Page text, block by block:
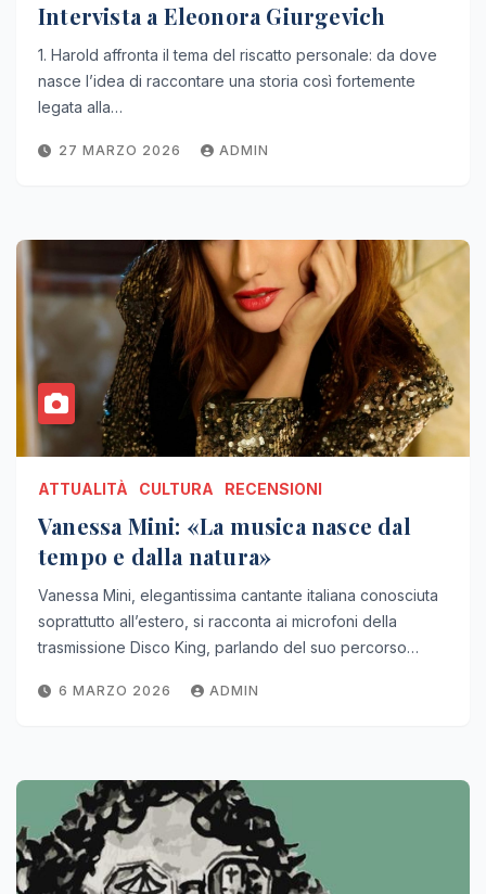
Intervista a Eleonora Giurgevich
1. Harold affronta il tema del riscatto personale: da dove
nasce l’idea di raccontare una storia così fortemente
legata alla…
27 MARZO 2026 ADMIN
ATTUALITÀ CULTURA RECENSIONI
Vanessa Mini: «La musica nasce dal
tempo e dalla natura»
Vanessa Mini, elegantissima cantante italiana conosciuta
soprattutto all’estero, si racconta ai microfoni della
trasmissione Disco King, parlando del suo percorso…
6 MARZO 2026 ADMIN